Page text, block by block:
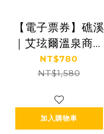
【電子票券】礁溪
｜艾玹爾溫泉商旅
泡湯券 Ⓜ
NT$780
NT$1,580
加入購物車